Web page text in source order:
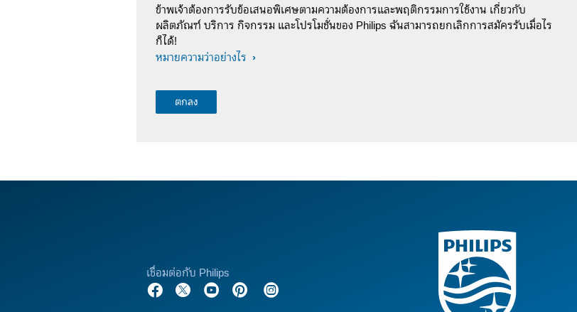
ข้าพเจ้าต้องการรับข้อเสนอพิเศษตามความต้องการและพฤติกรรมการใช้งาน เกี่ยวกับ
ผลิตภัณฑ์ บริการ กิจกรรม และโปรโมชั่นของ Philips ฉันสามารถยกเลิกการสมัครรับเมื่อไร
ก็ได้!
หมายความว่าอย่างไร
เชื่อมต่อกับ Philips